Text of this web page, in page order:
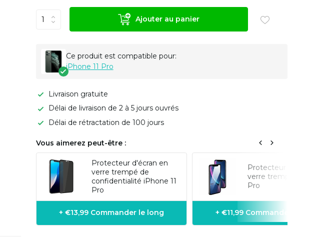
Ajouter au panier
Ce produit est compatible pour:
iPhone 11 Pro
Livraison gratuite
Délai de livraison de 2 à 5 jours ouvrés
Délai de rétractation de 100 jours
Vous aimerez peut-être :
Protecteur d'écran en
verre trempé de
confidentialité iPhone 11
Pro
+ €13,99 Commander le long
Protecteur
verre trempé
Pro
+ €11,99 Commander le